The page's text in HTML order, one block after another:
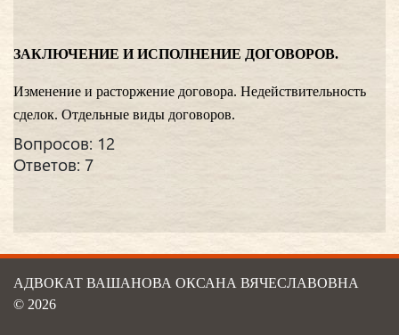
ЗАКЛЮЧЕНИЕ И ИСПОЛНЕНИЕ ДОГОВОРОВ.
Изменение и расторжение договора. Недействительность
сделок. Отдельные виды договоров.
Вопросов: 12
Ответов: 7
АДВОКАТ ВАШАНОВА ОКСАНА ВЯЧЕСЛАВОВНА
© 2026